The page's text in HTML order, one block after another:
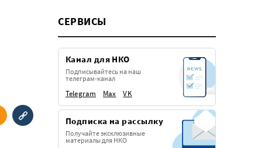
СЕРВИСЫ
Канал для НКО
Подписывайтесь на наш
телеграм-канал
Telegram Max VK
Подписка на рассылку
Получайте эксклюзивные
материалы для НКО